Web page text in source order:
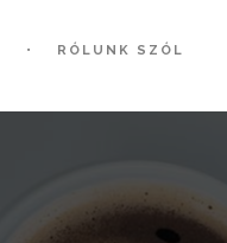
RÓLUNK SZÓL